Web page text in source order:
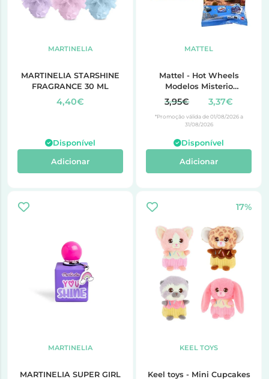
MARTINELIA
MARTINELIA STARSHINE
FRAGRANCE 30 ML
4,40€
Disponível
Adicionar
MATTEL
Mattel - Hot Wheels
Modelos Misterio
(MT.R9105)
3,95€ 3,37€
*Promoção válida de 01/08/2026 a
31/08/2026
Disponível
Adicionar
MARTINELIA
MARTINELIA SUPER GIRL
17%
KEEL TOYS
Keel toys - Mini Cupcakes